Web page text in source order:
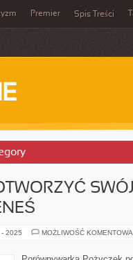
Premier Spis Treści
- 2025 MOŻLIWOŚĆ